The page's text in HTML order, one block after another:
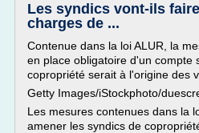
Les syndics vont-ils
charges de ...
Contenue dans la loi ALUR, la
en place obligatoire d'un compte
copropriété serait à l'origine des
Getty Images/iStockphoto/
Les mesures contenues dans la
amener les syndics de